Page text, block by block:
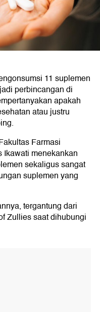
11 suplemen
perbincangan di
apakah
atau justru
Farmasi
menekankan
sekaligus sangat
suplemen yang
tergantung dari
Zullies saat dihubungi